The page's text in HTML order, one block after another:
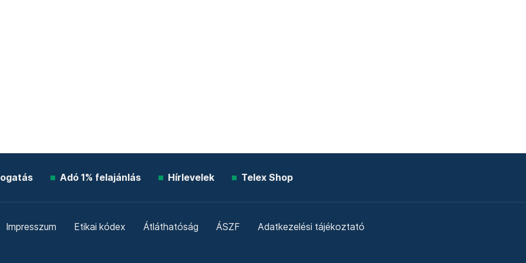
Adó 1% felajánlás Hírlevelek Telex Shop
Impresszum Etikai kódex Átláthatóság ÁSZF Adatkezelési tájékoztató